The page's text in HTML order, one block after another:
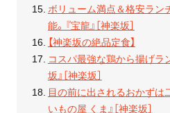
ボリューム満点＆格安ラン
能。『宝龍』［神楽坂］
【神楽坂の絶品定食】
コスパ最強な鶏から揚げラ
坂』［神楽坂］
目の前に出されるおかずは
いもの屋 くま』［神楽坂］